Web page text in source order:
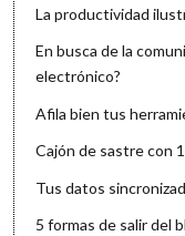
La productividad
En busca de la
electrónico?
Afila bien tus
Cajón de sastre con
Tus datos
5 formas de salir del